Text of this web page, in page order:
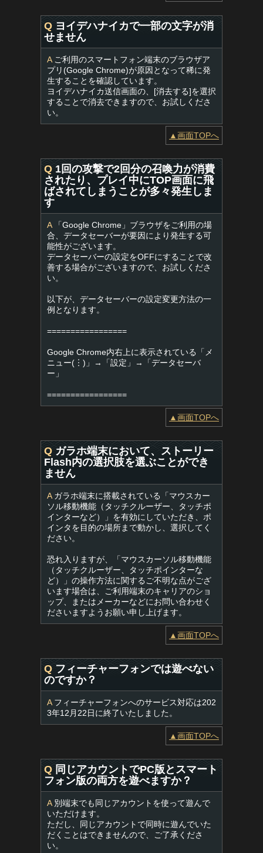
Q ヨイデハナイカで一部の文字が消
せません
Aご利用のスマートフォン端末のブラウザア
プリ(Google Chrome)が原因となって稀に発
生することを確認しています。
ヨイデハナイカ送信画面の、[消去する]を選択
することで消去できますので、お試しくださ
い。
▲画面TOPへ
Q 1回の攻撃で2回分の召喚力が消費
されたり、プレイ中にTOP画面に飛
ばされてしまうことが多々発生しま
す
A「Google Chrome」ブラウザをご利用の場
合、データセーバーが要因により発生する可
能性がございます。
データセーバーの設定をOFFにすることで改
善する場合がございますので、お試しくださ
い。
以下が、データセーバーの設定変更方法の一
例となります。
=================
Google Chrome内右上に表示されている「メ
ニュー(︙)」→「設定」→「データセーバ
ー」
=================
▲画面TOPへ
Q ガラホ端末において、ストーリー
Flash内の選択肢を選ぶことができ
ません
Aガラホ端末に搭載されている「マウスカー
ソル移動機能（タッチクルーザー、タッチポ
インターなど）」を有効にしていただき、ポ
インタを目的の場所まで動かし、選択してく
ださい。
恐れ入りますが、「マウスカーソル移動機能
（タッチクルーザー、タッチポインターな
ど）」の操作方法に関するご不明な点がござ
います場合は、ご利用端末のキャリアのショ
ップ、またはメーカーなどにお問い合わせく
ださいますようお願い申し上げます。
▲画面TOPへ
Q フィーチャーフォンでは遊べない
のですか？
Aフィーチャーフォンへのサービス対応は202
3年12月22日に終了いたしました。
▲画面TOPへ
Q 同じアカウントでPC版とスマート
フォン版の両方を遊べますか？
A別端末でも同じアカウントを使って遊んで
いただけます。
ただし、同じアカウントで同時に遊んでいた
だくことはできませんので、ご了承くださ
い。